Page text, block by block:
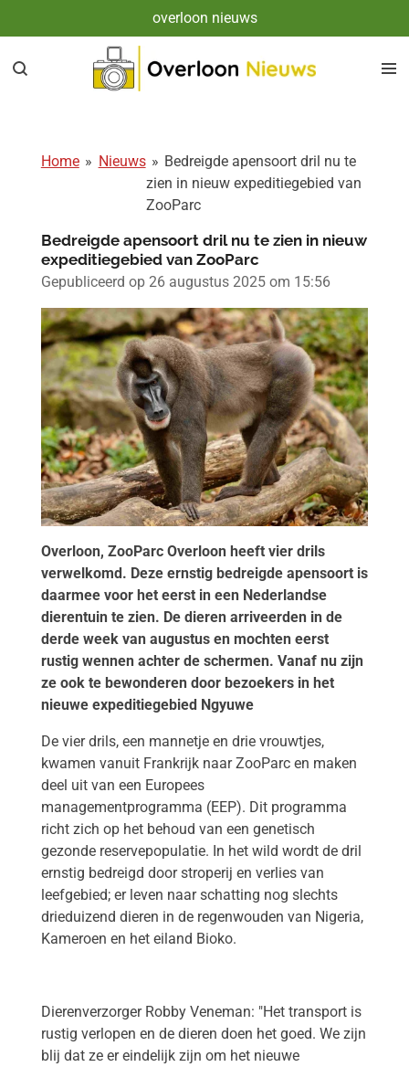
direct
naar
overloon nieuws
Home » Nieuws » Bedreigde apensoort dril nu te
zien in nieuw expeditiegebied van
ZooParc
Bedreigde apensoort dril nu te zien in nieuw
expeditiegebied van ZooParc
Gepubliceerd op 26 augustus 2025 om 15:56
Overloon, ZooParc Overloon heeft vier drils
verwelkomd. Deze ernstig bedreigde apensoort is
daarmee voor het eerst in een Nederlandse
dierentuin te zien. De dieren arriveerden in de
derde week van augustus en mochten eerst
rustig wennen achter de schermen. Vanaf nu zijn
ze ook te bewonderen door bezoekers in het
nieuwe expeditiegebied Ngyuwe
De vier drils, een mannetje en drie vrouwtjes,
kwamen vanuit Frankrijk naar ZooParc en maken
deel uit van een Europees
managementprogramma (EEP). Dit programma
richt zich op het behoud van een genetisch
gezonde reservepopulatie. In het wild wordt de dril
ernstig bedreigd door stroperij en verlies van
leefgebied; er leven naar schatting nog slechts
drieduizend dieren in de regenwouden van Nigeria,
Kameroen en het eiland Bioko.
Dierenverzorger Robby Veneman: "Het transport is
rustig verlopen en de dieren doen het goed. We zijn
blij dat ze er eindelijk zijn om het nieuwe